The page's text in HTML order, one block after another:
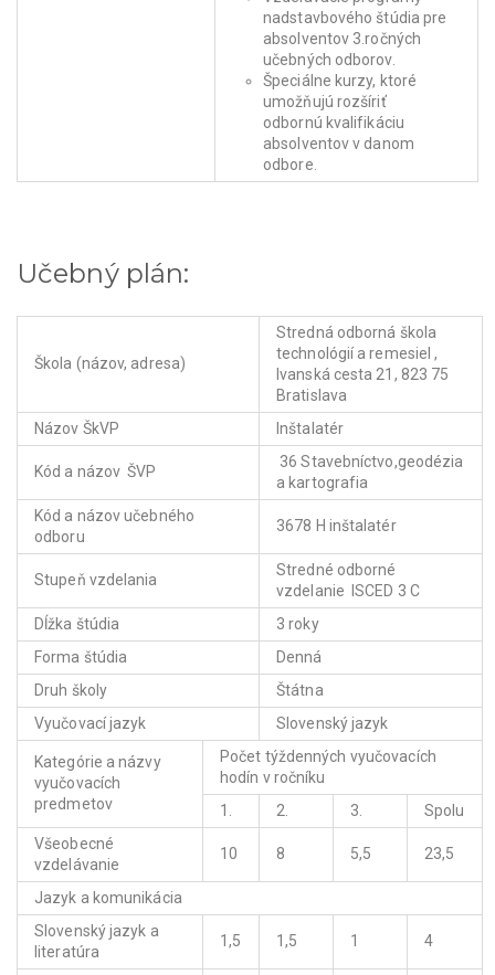
nadstavbového štúdia pre
absolventov 3.ročných
učebných odborov.
Špeciálne kurzy, ktoré
umožňujú rozšíriť
odbornú kvalifikáciu
absolventov v danom
odbore.
Učebný plán:
Škola (názov, adresa)
Stredná odborná škola
technológií a remesiel ,
Ivanská cesta 21, 823 75
Bratislava
Názov ŠkVP
Inštalatér
Kód a názov ŠVP
36 Stavebníctvo,geodézia
a kartografia
Kód a názov učebného
odboru
3678 H inštalatér
Stupeň vzdelania
Stredné odborné
vzdelanie ISCED 3 C
Dĺžka štúdia
3 roky
Forma štúdia
Denná
Druh školy
Štátna
Vyučovací jazyk
Slovenský jazyk
Kategórie a názvy
vyučovacích
predmetov
Počet týždenných vyučovacích
hodín v ročníku
1.
2. 3.
Spolu
Všeobecné
vzdelávanie
10 8 5,5 23,5
Jazyk a komunikácia
Slovenský jazyk a
literatúra
1,5 1,5 1 4